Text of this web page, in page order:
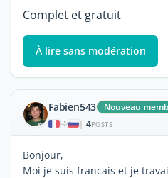
Complet et gratuit
À lire sans modération
Fabien543 Nouveau
| 4POSTS
Bonjour,
Moi je suis francais et je